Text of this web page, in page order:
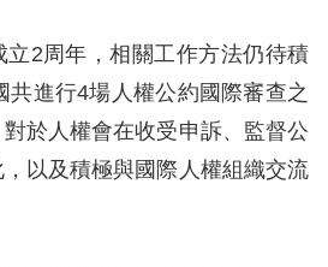
立2周年，相關工作方法仍待積
共進行4場人權公約國際審查之
於人權會在收受申訴、監督公
以及積極與國際人權組織交流